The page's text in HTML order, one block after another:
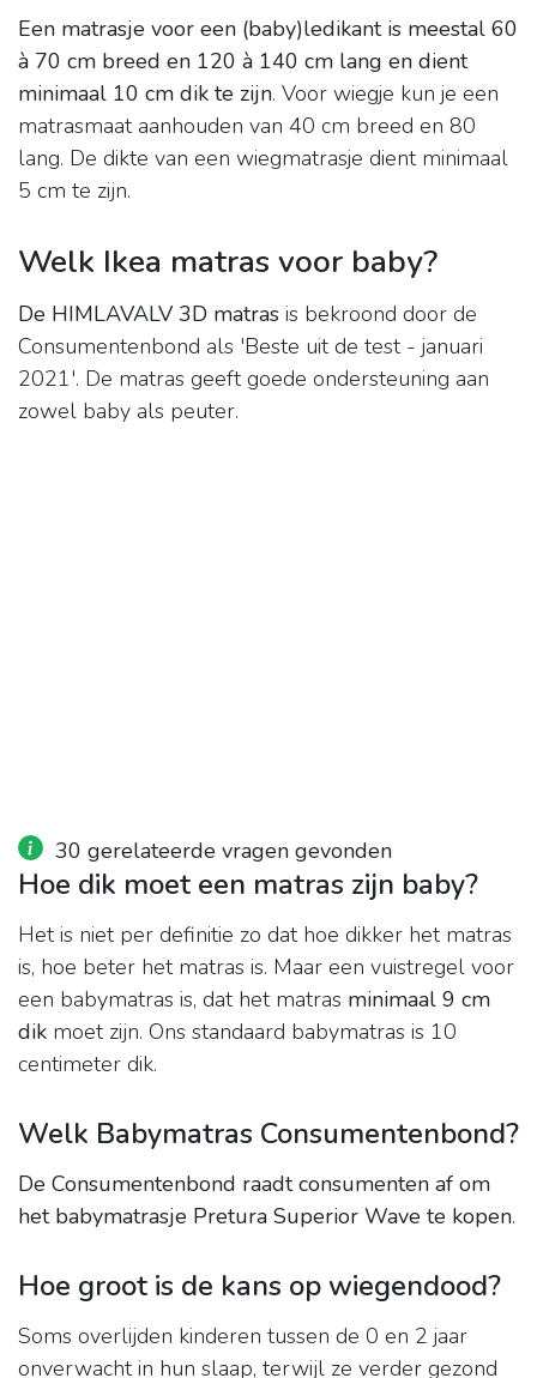
Een matrasje voor een (baby)ledikant is meestal 60
à 70 cm breed en 120 à 140 cm lang en dient
minimaal 10 cm dik te zijn. Voor wiegje kun je een
matrasmaat aanhouden van 40 cm breed en 80
lang. De dikte van een wiegmatrasje dient minimaal
5 cm te zijn.
Welk Ikea matras voor baby?
De HIMLAVALV 3D matras is bekroond door de
Consumentenbond als 'Beste uit de test - januari
2021'. De matras geeft goede ondersteuning aan
zowel baby als peuter.
30 gerelateerde vragen gevonden
Hoe dik moet een matras zijn baby?
Het is niet per definitie zo dat hoe dikker het matras
is, hoe beter het matras is. Maar een vuistregel voor
een babymatras is, dat het matras minimaal 9 cm
dik moet zijn. Ons standaard babymatras is 10
centimeter dik.
Welk Babymatras Consumentenbond?
De Consumentenbond raadt consumenten af om
het babymatrasje Pretura Superior Wave te kopen.
Hoe groot is de kans op wiegendood?
Soms overlijden kinderen tussen de 0 en 2 jaar
onverwacht in hun slaap, terwijl ze verder gezond